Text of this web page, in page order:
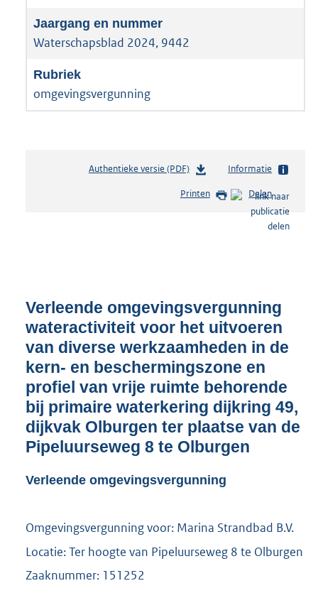
Waterschapsblad 2024, 9442
omgevingsvergunning
Authentieke versie (PDF)b
s
r
o
t
t
e
:
2
1
0
K
Informatie
Printen Delen
Verleende omgevingsvergunning
wateractiviteit voor het uitvoeren
van diverse werkzaamheden in de
kern- en beschermingszone en
profiel van vrije ruimte behorende
bij primaire waterkering dijkring 49,
dijkvak Olburgen ter plaatse van de
Pipeluurseweg 8 te Olburgen
Verleende omgevingsvergunning
Omgevingsvergunning voor: Marina Strandbad B.V.
Locatie: Ter hoogte van Pipeluurseweg 8 te Olburgen
Zaaknummer: 151252